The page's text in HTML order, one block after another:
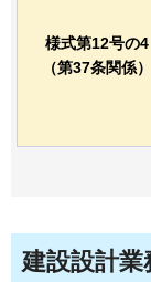
様式第12号の4
（第37条関係）
建設設計業